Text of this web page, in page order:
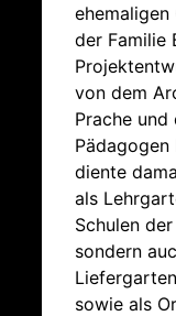
ehemaligen
der Familie
von dem
Prache und
Pädagogen
diente
als
Schulen
sondern
sowie als